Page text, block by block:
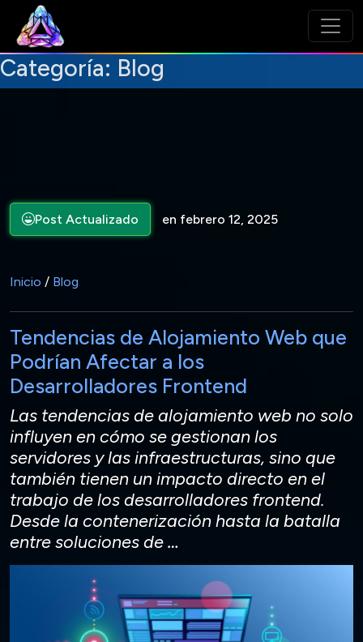
Categoría: Blog
Post Actualizado en febrero 12, 2025
Inicio / Blog
Tendencias de Alojamiento Web que
Podrían Afectar a los
Desarrolladores Frontend
Las tendencias de alojamiento web no solo
influyen en cómo se gestionan los
servidores y las infraestructuras, sino que
también tienen un impacto directo en el
trabajo de los desarrolladores frontend.
Desde la contenerización hasta la batalla
entre soluciones de…